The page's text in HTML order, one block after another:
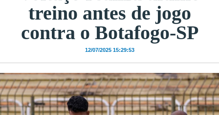
treino antes de jogo
contra o Botafogo-SP
12/07/2025 15:29:53